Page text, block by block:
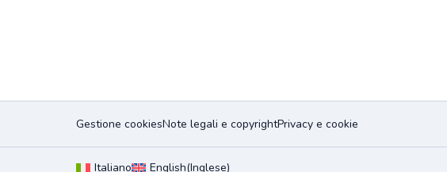
Gestione cookiesNote legali e copyrightPrivacy e cookie
Italiano English(Inglese)